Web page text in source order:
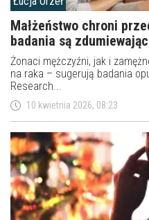
Małżeństwo chroni
badania są
Żonaci mężczyźni, jak i
na raka – sugerują badania
Research...
10 kwietnia 2026, 08:23